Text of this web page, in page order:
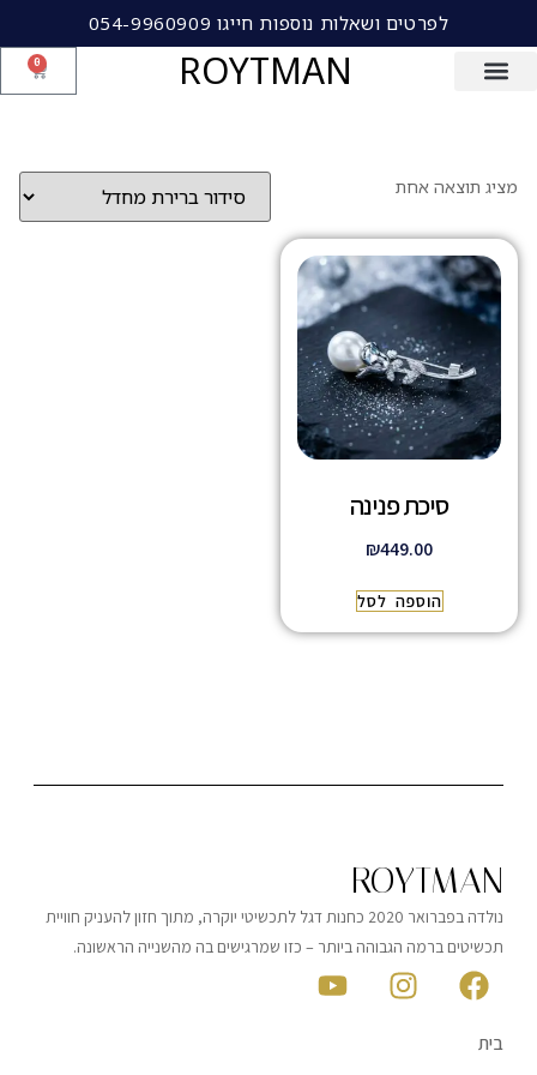
לפרטים ושאלות נוספות חייגו 054-9960909
ROYTMAN
0
מציג תוצאה אחת
סיכת פנינה
₪449.00
הוספה לסל
ROYTMAN
נולדה בפברואר 2020 כחנות דגל לתכשיטי יוקרה, מתוך חזון להעניק חוויית
תכשיטים ברמה הגבוהה ביותר – כזו שמרגישים בה מהשנייה הראשונה.
בית